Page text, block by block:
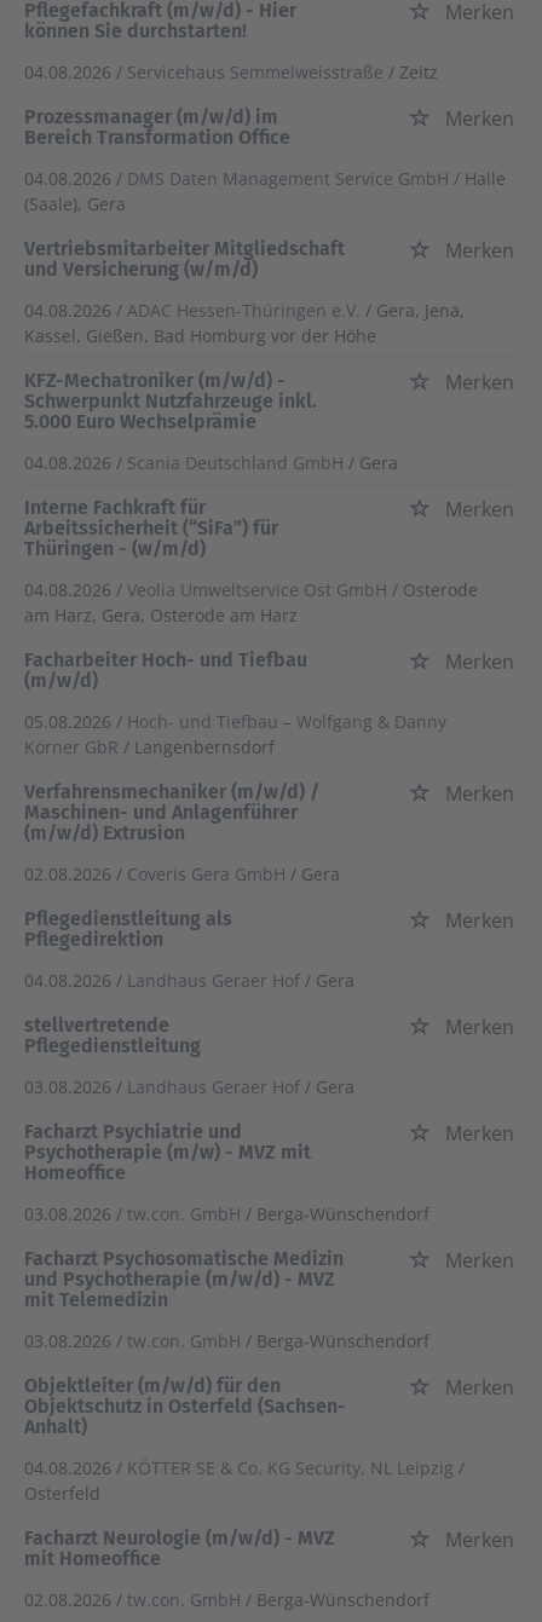
Pflegefachkraft (m/w/d) - Hier
können Sie durchstarten!
Merken
04.08.2026 / Servicehaus Semmelweisstraße / Zeitz
Prozessmanager (m/w/d) im
Bereich Transformation Office
Merken
04.08.2026 / DMS Daten Management Service GmbH / Halle
(Saale), Gera
Vertriebsmitarbeiter Mitgliedschaft
und Versicherung (w/m/d)
Merken
04.08.2026 / ADAC Hessen-Thüringen e.V. / Gera, Jena,
Kassel, Gießen, Bad Homburg vor der Höhe
KFZ-Mechatroniker (m/w/d) -
Schwerpunkt Nutzfahrzeuge inkl.
5.000 Euro Wechselprämie
Merken
04.08.2026 / Scania Deutschland GmbH / Gera
Interne Fachkraft für
Arbeitssicherheit (“SiFa”) für
Thüringen - (w/m/d)
Merken
04.08.2026 / Veolia Umweltservice Ost GmbH / Osterode
am Harz, Gera, Osterode am Harz
Facharbeiter Hoch- und Tiefbau
(m/w/d)
Merken
05.08.2026 / Hoch- und Tiefbau – Wolfgang & Danny
Körner GbR / Langenbernsdorf
Verfahrensmechaniker (m/w/d) /
Maschinen- und Anlagenführer
(m/w/d) Extrusion
Merken
02.08.2026 / Coveris Gera GmbH / Gera
Pflegedienstleitung als
Pflegedirektion
Merken
04.08.2026 / Landhaus Geraer Hof / Gera
stellvertretende
Pflegedienstleitung
Merken
03.08.2026 / Landhaus Geraer Hof / Gera
Facharzt Psychiatrie und
Psychotherapie (m/w) - MVZ mit
Homeoffice
Merken
03.08.2026 / tw.con. GmbH / Berga-Wünschendorf
Facharzt Psychosomatische Medizin
und Psychotherapie (m/w/d) - MVZ
mit Telemedizin
Merken
03.08.2026 / tw.con. GmbH / Berga-Wünschendorf
Objektleiter (m/w/d) für den
Objektschutz in Osterfeld (Sachsen-
Anhalt)
Merken
04.08.2026 / KÖTTER SE & Co. KG Security, NL Leipzig /
Osterfeld
Facharzt Neurologie (m/w/d) - MVZ
mit Homeoffice
Merken
02.08.2026 / tw.con. GmbH / Berga-Wünschendorf